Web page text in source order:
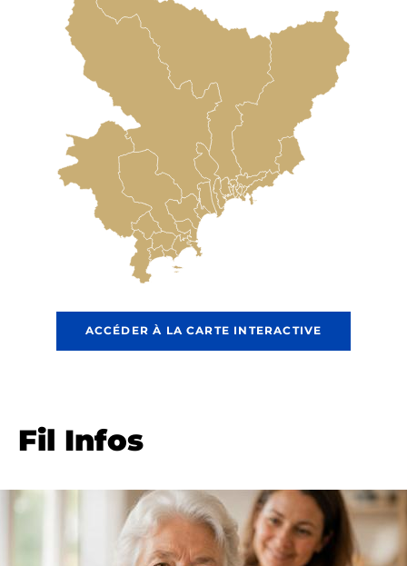
ACCÉDER À LA CARTE INTERACTIVE
Fil Infos